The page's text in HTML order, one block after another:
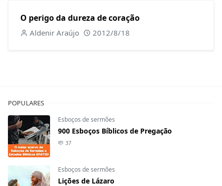
O perigo da dureza de coração
Aldenir Araújo 2012/8/18
POPULARES
Esboços de sermões
900 Esboços Bíblicos de Pregação
37
Esboços de sermões
Lições de Lázaro